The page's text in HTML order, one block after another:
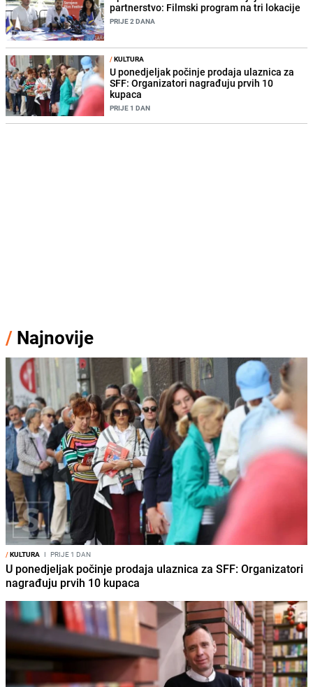
partnerstvo: Filmski program na tri lokacije
PRIJE 2 DANA
/KULTURA
U ponedjeljak počinje prodaja ulaznica za
SFF: Organizatori nagrađuju prvih 10
kupaca
PRIJE 1 DAN
/ Najnovije
/KULTURA I PRIJE 1 DAN
U ponedjeljak počinje prodaja ulaznica za SFF: Organizatori
nagrađuju prvih 10 kupaca